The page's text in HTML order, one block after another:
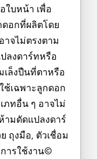
ใบหน้า เพื่อ
ดอกที่ผลิตโดย
าจไม่ตรงตาม
ลงดาร์ทหรือ
เล็งปืนที่ตาหรือ
ช้เฉพาะลูกดอก
ภทอื่น ๆ อาจไม่
ามดัดแปลงดาร์
ถุงมือ, ตัวเชื่อม
ารใช้งาน©